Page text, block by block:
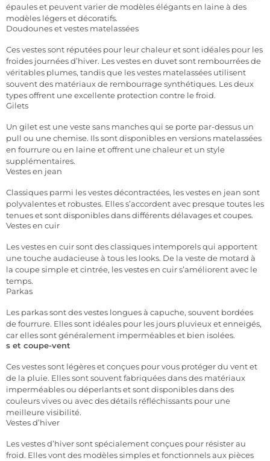
épaules et peuvent varier de modèles élégants en laine à des
modèles légers et décoratifs.
Doudounes et vestes matelassées
Ces vestes sont réputées pour leur chaleur et sont idéales pour les
froides journées d’hiver. Les vestes en duvet sont rembourrées de
véritables plumes, tandis que les vestes matelassées utilisent
souvent des matériaux de rembourrage synthétiques. Les deux
types offrent une excellente protection contre le froid.
Gilets
Un gilet est une veste sans manches qui se porte par-dessus un
pull ou une chemise. Ils sont disponibles en versions matelassées
en fourrure ou en laine et offrent une chaleur et un style
supplémentaires.
Vestes en jean
Classiques parmi les vestes décontractées, les vestes en jean sont
polyvalentes et robustes. Elles s’accordent avec presque toutes les
tenues et sont disponibles dans différents délavages et coupes.
Vestes en cuir
Les vestes en cuir sont des classiques intemporels qui apportent
une touche audacieuse à tous les looks. De la veste de motard à
la coupe simple et cintrée, les vestes en cuir s’améliorent avec le
temps.
Parkas
Les parkas sont des vestes longues à capuche, souvent bordées
de fourrure. Elles sont idéales pour les jours pluvieux et enneigés,
car elles sont généralement imperméables et bien isolées.
s et coupe-vent
Ces vestes sont légères et conçues pour vous protéger du vent et
de la pluie. Elles sont souvent fabriquées dans des matériaux
imperméables ou déperlants et sont disponibles dans des
couleurs vives ou avec des détails réfléchissants pour une
meilleure visibilité.
Vestes d’hiver
Les vestes d’hiver sont spécialement conçues pour résister au
froid. Elles vont des modèles simples et fonctionnels aux pièces